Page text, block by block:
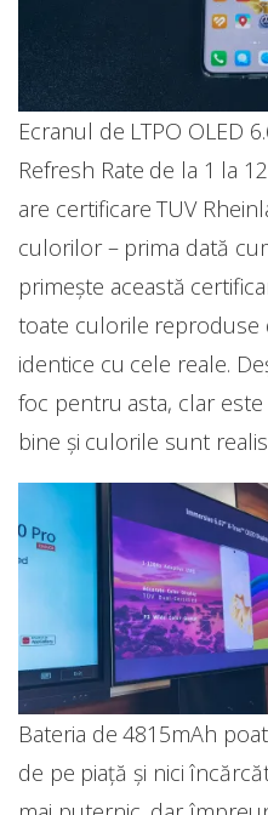
Ecranul de LTPO OLED
Refresh Rate de la 1 la
are certificare TUV
culorilor – prima dată
primește această
toate culorile reproduse
identice cu cele reale.
foc pentru asta, clar
bine și culorile sunt
Bateria de 4815mAh
de pe piață și nici